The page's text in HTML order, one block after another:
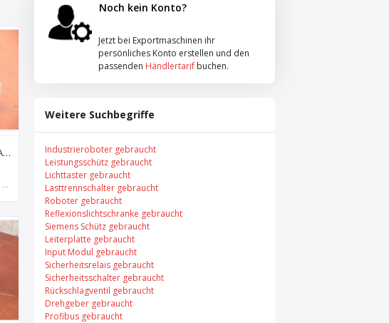
Steuerkarte von Robosoft HACO – HACC 013 PPES 30135
Noch kein Konto?
Jetzt bei Exportmaschinen ihr
persönliches Konto erstellen und den
passenden Händlertarif buchen.
Weitere Suchbegriffe
Industrieroboter gebraucht
Leistungsschütz gebraucht
Lichttaster gebraucht
Lasttrennschalter gebraucht
Roboter gebraucht
Reflexionslichtschranke gebraucht
Siemens Schütz gebraucht
Leiterplatte gebraucht
Input Modul gebraucht
Sicherheitsrelais gebraucht
Sicherheitsschalter gebraucht
Rückschlagventil gebraucht
Drehgeber gebraucht
Profibus gebraucht